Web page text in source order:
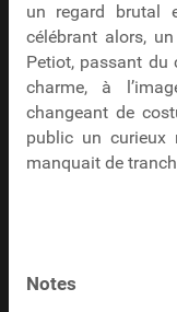
un regard brutal
célébrant alors,
Petiot, passant du
charme, à
changeant de
public un
manquait de
Notes